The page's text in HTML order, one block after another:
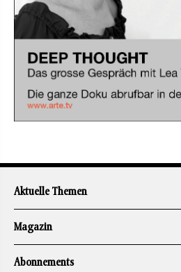
Aktuelle Themen
Magazin
Abonnements